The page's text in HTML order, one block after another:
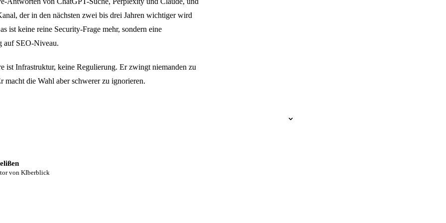
der in den nächsten zwei bis drei Jahren wichtiger wird
ist keine reine Security-Frage mehr, sondern eine
auf SEO-Niveau.
ist Infrastruktur, keine Regulierung. Er zwingt niemanden zu
macht die Wahl aber schwerer zu ignorieren.
von KIberblick